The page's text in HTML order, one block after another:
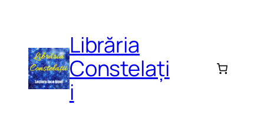
Librăria
Constelați
i